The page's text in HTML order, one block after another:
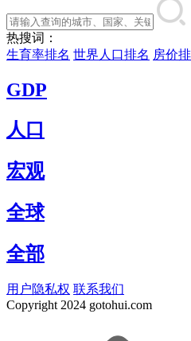
热搜词：
生育率排名 世界人口排名 房价
GDP
人口
宏观
全球
全部
用户隐私权 联系我们
Copyright2024 gotohui.com